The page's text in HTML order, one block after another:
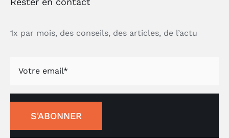
1x par mois, des conseils, des articles, de l’actu
S'ABONNER